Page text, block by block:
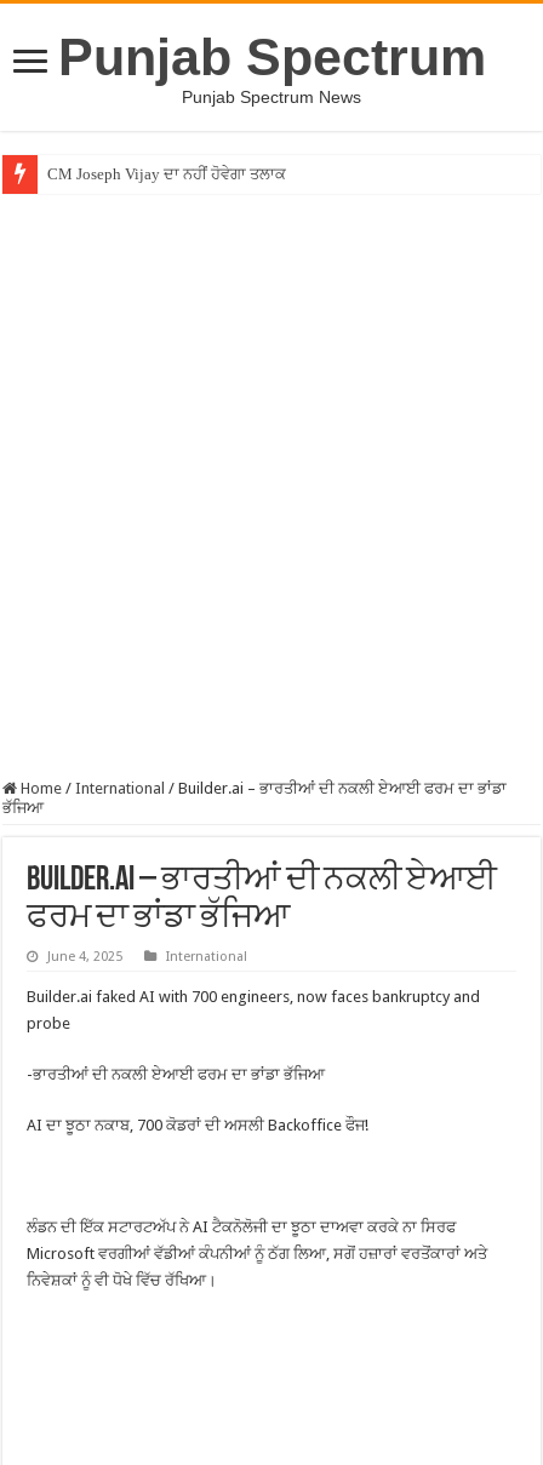
Punjab Spectrum
Punjab Spectrum News
CM Joseph Vijay ਦਾ ਨਹੀਂ ਹੋਵੇਗਾ ਤਲਾਕ
Entertainment News – ਕਮੇਡੀਅਨ ਚੰਦਨ ਪ੍ਰਭਾਕਰ ਦਾ ਖੁਲਾਸਾ ! ”ਲਾਫਟਰ ਚੈਲੇਂਜ”
Home / International / Builder.ai – ਭਾਰਤੀਆਂ ਦੀ ਨਕਲੀ ਏਆਈ ਫਰਮ ਦਾ ਭਾਂਡਾ
ਭੱਜਿਆ
Builder.ai – ਭਾਰਤੀਆਂ ਦੀ ਨਕਲੀ ਏਆਈ
ਫਰਮ ਦਾ ਭਾਂਡਾ ਭੱਜਿਆ
June 4, 2025 International
Builder.ai faked AI with 700 engineers, now faces bankruptcy and
probe
-ਭਾਰਤੀਆਂ ਦੀ ਨਕਲੀ ਏਆਈ ਫਰਮ ਦਾ ਭਾਂਡਾ ਭੱਜਿਆ
AI ਦਾ ਝੂਠਾ ਨਕਾਬ, 700 ਕੋਡਰਾਂ ਦੀ ਅਸਲੀ Backoffice ਫੌਜ!
ਲੰਡਨ ਦੀ ਇੱਕ ਸਟਾਰਟਅੱਪ ਨੇ AI ਟੈਕਨੋਲੋਜੀ ਦਾ ਝੂਠਾ ਦਾਅਵਾ ਕਰਕੇ ਨਾ ਸਿਰਫ
Microsoft ਵਰਗੀਆਂ ਵੱਡੀਆਂ ਕੰਪਨੀਆਂ ਨੂੰ ਠੱਗ ਲਿਆ, ਸਗੋਂ ਹਜ਼ਾਰਾਂ ਵਰਤੋਂਕਾਰਾਂ ਅਤੇ
ਨਿਵੇਸ਼ਕਾਂ ਨੂੰ ਵੀ ਧੋਖੇ ਵਿੱਚ ਰੱਖਿਆ।